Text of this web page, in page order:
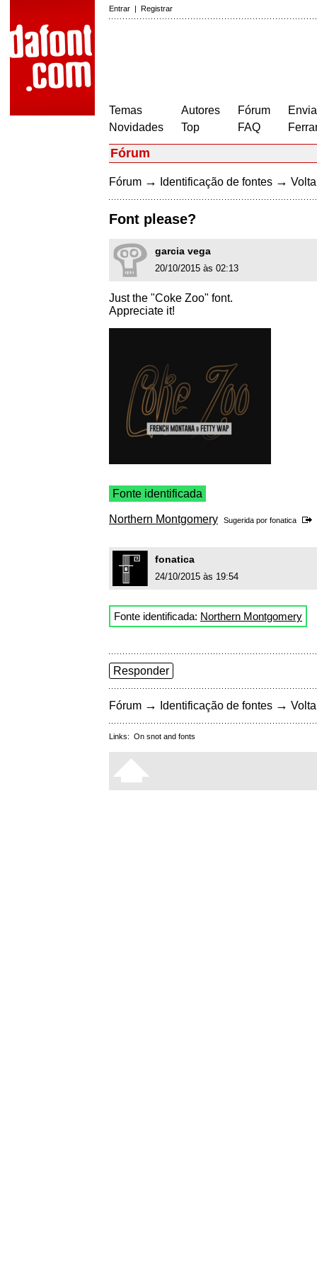
Entrar | Registrar
Temas
Novidades
Autores
Top
Fórum
FAQ
Fórum
Fórum → Identificação de fontes →
Font please?
garcia vega
20/10/2015 às 02:13
Just the "Coke Zoo" font.
Appreciate it!
Fonte identificada
Northern Montgomery Sugerida por fonatica
fonatica
24/10/2015 às 19:54
Fonte identificada: Northern Montgomery
Responder
Fórum → Identificação de fontes →
Links: On snot and fonts